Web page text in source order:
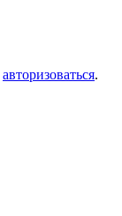
авторизоваться.